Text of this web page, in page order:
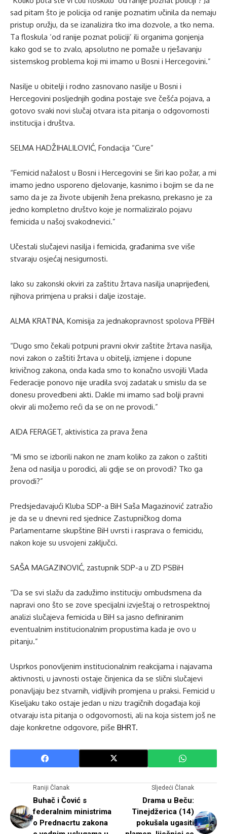
sad pitam što je policija od ranije poznatim učinila da nemaju
pristup oružju, da se izanalizira tko ima dozvole, a tko nema.
Ta floskula ‘od ranije poznat policiji’ ili organima gonjenja
kako god se to zvalo, apsolutno ne pomaže u rješavanju
sistemskog problema koji mi imamo u Bosni i Hercegovini.”
Nasilje u obitelji i rodno zasnovano nasilje u Bosni i
Hercegovini posljednjih godina postaje sve češća pojava, a
gotovo svaki novi slučaj otvara ista pitanja o odgovornosti
institucija i društva.
SELMA HADŽIHALILOVIĆ, Fondacija “Cure”
“Femicid nažalost u Bosni i Hercegovini se širi kao požar, a mi
imamo jedno usporeno djelovanje, kasnimo i bojim se da ne
samo da je za živote ubijenih žena prekasno, prekasno je za
jedno kompletno društvo koje je normaliziralo pojavu
femicida u našoj svakodnevici.”
Učestali slučajevi nasilja i femicida, građanima sve više
stvaraju osjećaj nesigurnosti.
Iako su zakonski okviri za zaštitu žrtava nasilja unaprijeđeni,
njihova primjena u praksi i dalje izostaje.
ALMA KRATINA, Komisija za jednakopravnost spolova PFBiH
“Dugo smo čekali potpuni pravni okvir zaštite žrtava nasilja,
novi zakon o zaštiti žrtava u obitelji, izmjene i dopune
krivičnog zakona, onda kada smo to konačno usvojili Vlada
Federacije ponovo nije uradila svoj zadatak u smislu da se
donesu provedbeni akti. Dakle mi imamo sad bolji pravni
okvir ali možemo reći da se on ne provodi.”
AIDA FERAGET, aktivistica za prava žena
“Mi smo se izborili nakon ne znam koliko za zakon o zaštiti
žena od nasilja u porodici, ali gdje se on provodi? Tko ga
provodi?”
Predsjedavajući Kluba SDP-a BiH Saša Magazinović zatražio
je da se u dnevni red sjednice Zastupničkog doma
Parlamentarne skupštine BiH uvrsti i rasprava o femicidu,
nakon koje su usvojeni zaključci.
SAŠA MAGAZINOVIĆ, zastupnik SDP-a u ZD PSBiH
“Da se svi slažu da zadužimo instituciju ombudsmena da
napravi ono što se zove specijalni izvještaj o retrospektnoj
analizi slučajeva femicida u BiH sa jasno definiranim
eventualnim institucionalnim propustima kada je ovo u
pitanju.”
Usprkos ponovljenim institucionalnim reakcijama i najavama
aktivnosti, u javnosti ostaje činjenica da se slični slučajevi
ponavljaju bez stvarnih, vidljivih promjena u praksi. Femicid u
Kiseljaku tako ostaje jedan u nizu tragičnih događaja koji
otvaraju ista pitanja o odgovornosti, ali na koja sistem još ne
daje konkretne odgovore, piše BHRT.
Raniji Članak
Buhač i Čović s
federalnim ministrima
o Prednacrtu zakona
Sljedeći Članak
Drama u Beču:
Tinejdžerica (14)
pokušala ugasiti